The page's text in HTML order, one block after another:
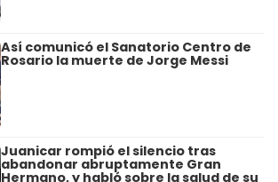
Así comunicó el Sanatorio Centro de
Rosario la muerte de Jorge Messi
Juanicar rompió el silencio tras
abandonar abruptamente Gran
Hermano, y habló sobre la salud de su